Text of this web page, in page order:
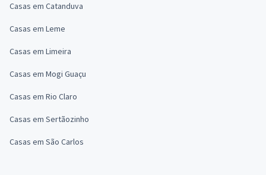
Casas em Catanduva
Casas em Leme
Casas em Limeira
Casas em Mogi Guaçu
Casas em Rio Claro
Casas em Sertãozinho
Casas em São Carlos